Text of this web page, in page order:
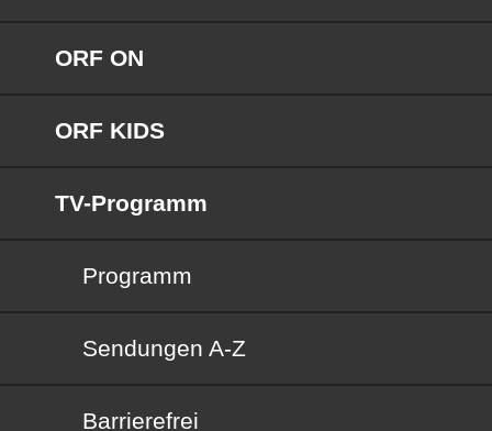
ORF ON
ORF KIDS
TV-Programm
Programm
Sendungen von A bis Z
Sendungen A-Z
Barrierefrei
Barrierefrei